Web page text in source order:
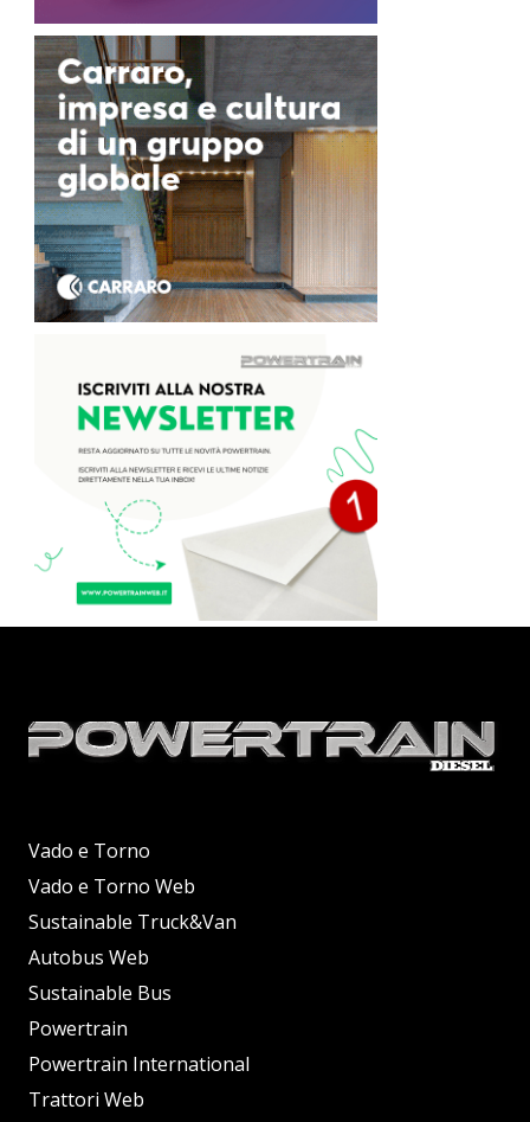
Vado e Torno
Vado e Torno Web
Sustainable Truck&Van
Autobus Web
Sustainable Bus
Powertrain
Powertrain International
Trattori Web